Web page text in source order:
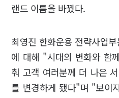
랜드 이름을 바꿨다.
최영진 한화운용 전략사업
에 대해 "시대의 변화와 함
춰 고객 여러분께 더 나은
를 변경하게 됐다"며 "보이